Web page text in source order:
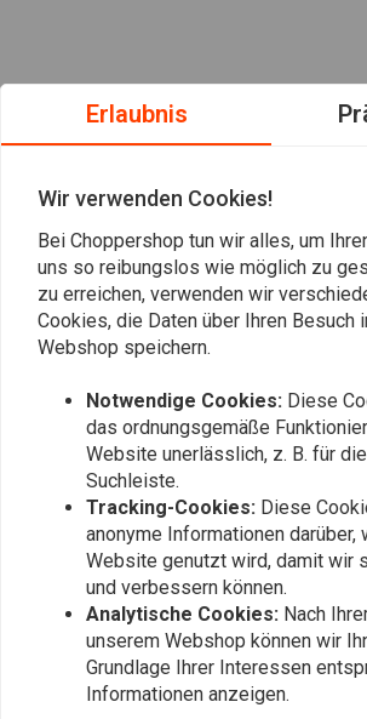
Immer auf dem
Abonnieren
Erlaubnis
Wir verwenden Cookies!
Bei Choppershop tun wir alles, um
uns so reibungslos wie möglich zu
zu erreichen, verwenden wir
Cookies, die Daten über Ihren Besuch
Webshop speichern.
Notwendige Cookies: Diese
das ordnungsgemäße
Website unerlässlich, z. B. für
Suchleiste.
Tracking-Cookies: Diese
anonyme Informationen darüber,
Website genutzt wird, damit wir
und verbessern können.
Analytische Cookies: Nach
unserem Webshop können wir
Grundlage Ihrer Interessen
Informationen anzeigen.